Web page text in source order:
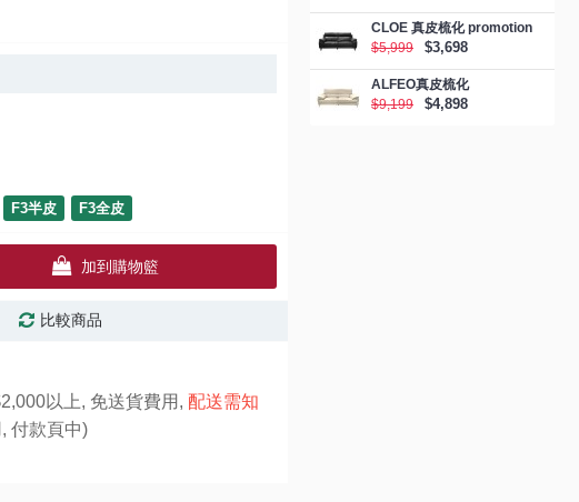
CLOE 真皮梳化 promotion
$5,999
$3,698
ALFEO真皮梳化
$9,199
$4,898
F3半皮 F3全皮
加到購物籃
比較商品
以上, 免送貨費用, 配送需知
付款頁中)